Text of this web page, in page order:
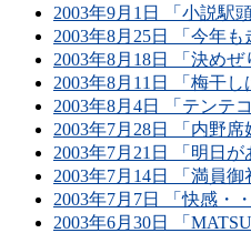
2003年9月1日 「小説駅
2003年8月25日 「今年
2003年8月18日 「決め
2003年8月11日 「梅干
2003年8月4日 「テンテ
2003年7月28日 「内野
2003年7月21日 「明日
2003年7月14日 「満員
2003年7月7日 「快感・
2003年6月30日 「